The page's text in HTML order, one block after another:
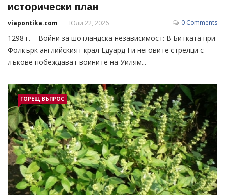
исторически план
viapontika.com Юли 22, 2026 0 Comments
1298 г. – Войни за шотландска независимост: В Битката при
Фолкърк английският крал Едуард I и неговите стрелци с
лъкове побеждават воините на Уилям...
ГОРЕЩ ВЪПРОС